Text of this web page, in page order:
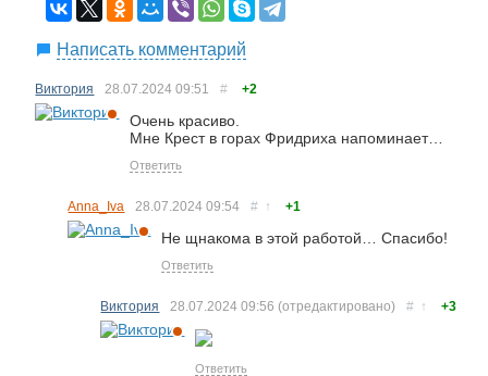
Написать комментарий
Виктория 28.07.2024 09:51 # +2
Очень красиво.
Мне Крест в горах Фридриха напоминает…
Ответить
Anna_Iva 28.07.2024 09:54 # ↑ +1
Не щнакома в этой работой… Спасибо!
Ответить
Виктория 28.07.2024 09:56 (отредактировано) # ↑ +3
Ответить